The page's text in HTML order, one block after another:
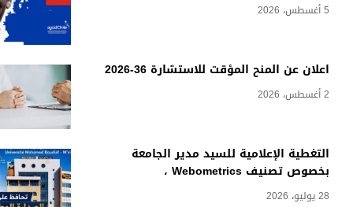
5 أغسطس، 2026
اعلان عن المنح المؤقت للاستشارة 36-2026
2 أغسطس، 2026
التغطية الإعلامية للسيد مدير الجامعة
بخصوص تصنيف Webometrics ،
28 يوليو، 2026